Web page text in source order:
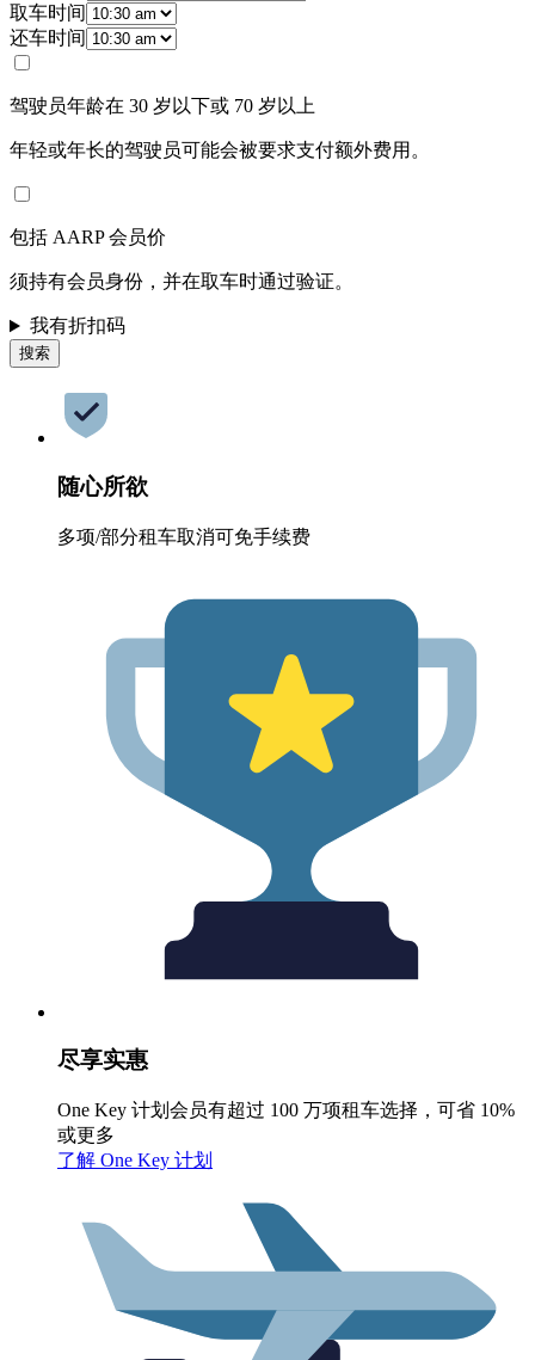
取车时间
还车时间
驾驶员年龄在 30 岁以下或 70 岁以上
年轻或年长的驾驶员可能会被要求支付额外费用。
包括 AARP 会员价
须持有会员身份，并在取车时通过验证。
我有折扣码
搜索
随心所欲
多项/部分租车取消可免手续费
尽享实惠
One Key 计划会员有超过 100 万项租车选择，可省 10%
或更多
了解 One Key 计划